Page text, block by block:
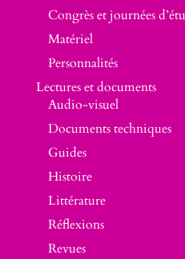
Congrès et journées
Matériel
Personnalités
Lectures et documents
Audio-visuel
Documents techniques
Guides
Histoire
Littérature
Réflexions
Revues